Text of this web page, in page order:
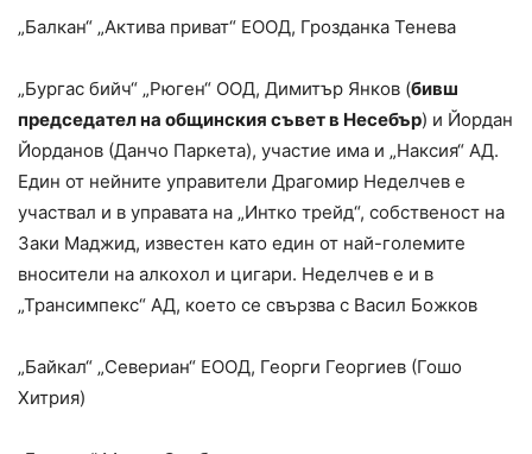
„Балкан“ „Актива приват“ ЕООД, Грозданка Тенева
„Бургас бийч“ „Рюген“ ООД, Димитър Янков (бивш
председател на общинския съвет в Несебър) и Йордан
Йорданов (Данчо Паркета), участие има и „Наксия“ АД.
Един от нейните управители Драгомир Неделчев е
участвал и в управата на „Интко трейд“, собственост на
Заки Маджид, известен като един от най-големите
вносители на алкохол и цигари. Неделчев е и в
„Трансимпекс“ АД, което се свързва с Васил Божков
„Байкал“ „Севериан“ ЕООД, Георги Георгиев (Гошо
Хитрия)